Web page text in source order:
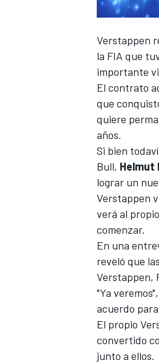
FÓRMULA E
WRC
Verstappen
la FIA que
importante
El contrato
que
quiere
años.
Si bien
Bull, Helmut
lograr un
Verstappen
verá al
comenzar.
En una
reveló que
Verstappen,
"Ya
acuerdo
El propio
convertido
junto a ellos.